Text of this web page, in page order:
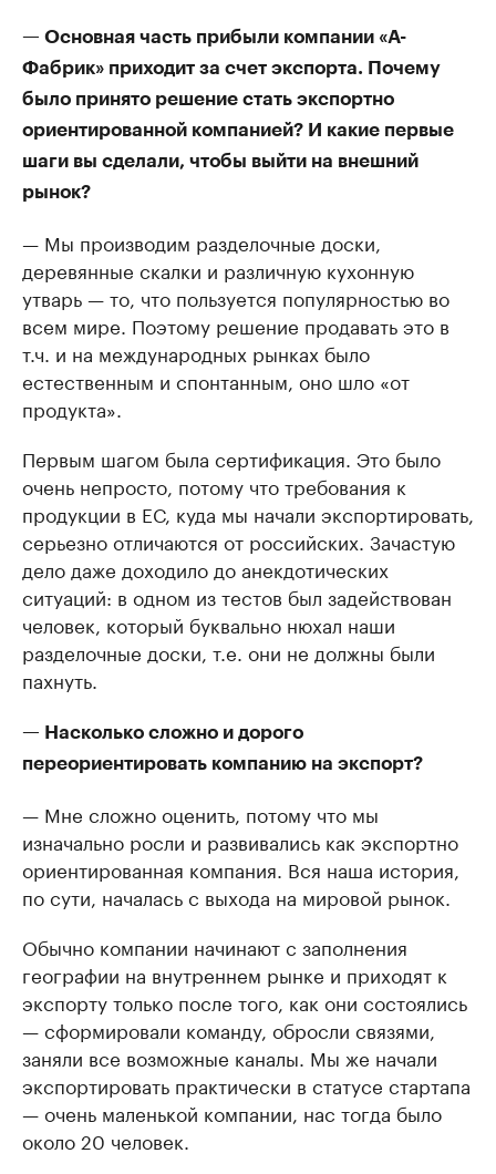
— Основная часть прибыли компании «А-
Фабрик» приходит за счет экспорта. Почему
было принято решение стать экспортно
ориентированной компанией? И какие первые
шаги вы сделали, чтобы выйти на внешний
рынок?
— Мы производим разделочные доски,
деревянные скалки и различную кухонную
утварь — то, что пользуется популярностью во
всем мире. Поэтому решение продавать это в
т.ч. и на международных рынках было
естественным и спонтанным, оно шло «от
продукта».
Первым шагом была сертификация. Это было
очень непросто, потому что требования к
продукции в ЕС, куда мы начали экспортировать,
серьезно отличаются от российских. Зачастую
дело даже доходило до анекдотических
ситуаций: в одном из тестов был задействован
человек, который буквально нюхал наши
разделочные доски, т.е. они не должны были
пахнуть.
— Насколько сложно и дорого
переориентировать компанию на экспорт?
— Мне сложно оценить, потому что мы
изначально росли и развивались как экспортно
ориентированная компания. Вся наша история,
по сути, началась с выхода на мировой рынок.
Обычно компании начинают с заполнения
географии на внутреннем рынке и приходят к
экспорту только после того, как они состоялись
— сформировали команду, обросли связями,
заняли все возможные каналы. Мы же начали
экспортировать практически в статусе стартапа
— очень маленькой компании, нас тогда было
около 20 человек.